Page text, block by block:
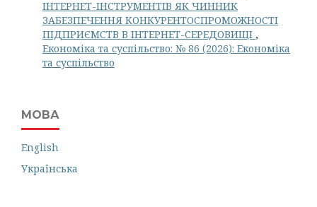
ІНТЕРНЕТ-ІНСТРУМЕНТІВ ЯК ЧИННИК
ЗАБЕЗПЕЧЕННЯ КОНКУРЕНТОСПРОМОЖНОСТІ
ПІДПРИЄМСТВ В ІНТЕРНЕТ-СЕРЕДОВИЩІ ,
Економіка та суспільство: № 86 (2026): Економіка
та суспільство
МОВА
English
Українська